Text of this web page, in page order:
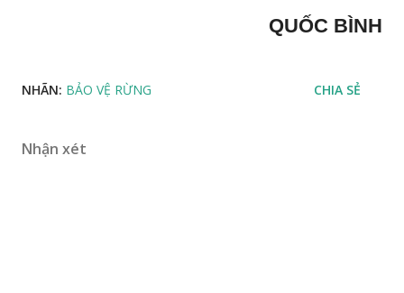
QUỐC BÌNH
NHÃN: BẢO VỆ RỪNG CHIA SẺ
Nhận xét